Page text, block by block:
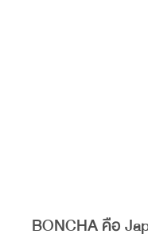
BONCHA คือ